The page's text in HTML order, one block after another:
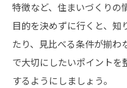
特徴など、住まいづくりの
目的を決めずに行くと、知
たり、見比べる条件が揃わ
で大切にしたいポイントを
するようにしましょう。